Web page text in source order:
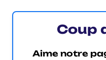
Coup
Aime notre